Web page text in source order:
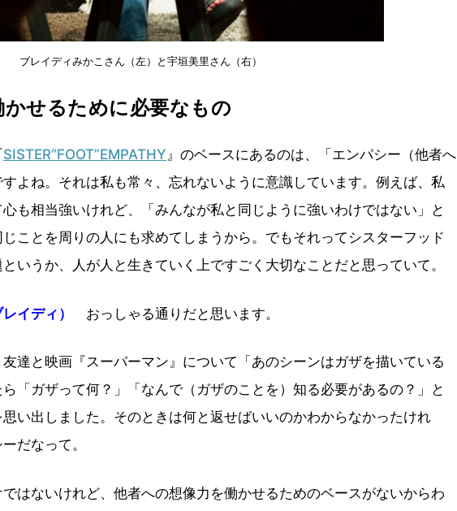
ブレイディみかこさん（左）と宇垣美里さん（右）
せるために必要なもの
SISTER“FOOT”EMPATHY』のベースにあるのは、「エンパシー（他者へ
よね。それは私も常々、忘れないように意識しています。例えば、私
も相当強いけれど、「みんなが私と同じように強いわけではない」と
ことを周りの人にも求めてしまうから。でもそれってシスターフッド
いうか、人が人と生きていく上ですごく大切なことだと思っていて。
イディ） おっしゃる通りだと思います。
達と映画『スーパーマン』について「あのシーンはガザを描いている
「ガザって何？」「なんで（ガザのことを）知る必要があるの？」と
い出しました。そのときは何と返せばいいのかわからなかったけれ
だなって。
はないけれど、他者への想像力を働かせるためのベースがないからわ